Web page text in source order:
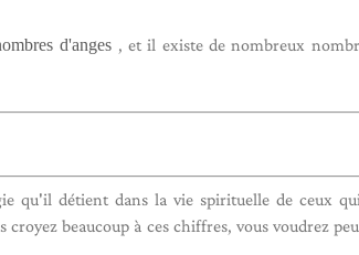
d'anges , et il existe de nombreux
qu'il détient dans la vie spirituelle de ceux
beaucoup à ces chiffres, vous voudrez